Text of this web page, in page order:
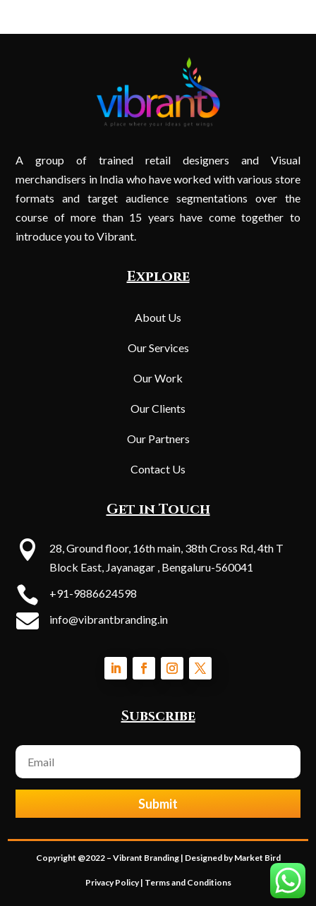
A group of trained retail designers and Visual
merchandisers in India who have worked with various store
formats and target audience segmentations over the
course of more than 15 years have come together to
introduce you to Vibrant.
Explore
About Us
Our Services
Our Work
Our Clients
Our Partners
Contact Us
Get in Touch

28, Ground floor, 16th main, 38th Cross Rd, 4th T
Block East, Jayanagar , Bengaluru-560041
 +91-9886624598
 info@vibrantbranding.in
Subscribe
Submit
Copyright @2022 – Vibrant Branding | Designed by Market Bird
Privacy Policy | Terms and Conditions